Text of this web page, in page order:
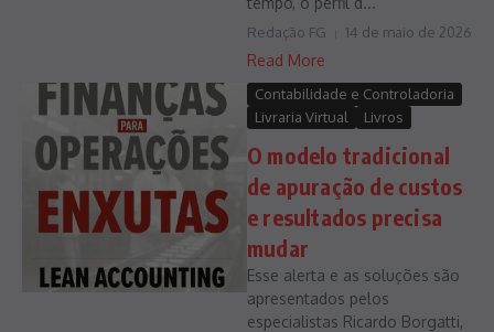
Redação FG 14 de maio de 2026
Read More
Contabilidade e Controladoria
Livraria Virtual
Livros
O modelo tradicional
de apuração de custos
e resultados precisa
mudar
Esse alerta e as soluções são
apresentados pelos
especialistas Ricardo Borgatti,